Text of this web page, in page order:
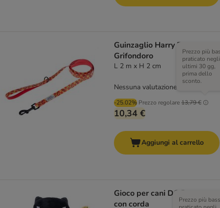
Guinzaglio Harry Potter
Grifondoro
L 2 m x H 2 cm
-25.02% Prezzo regolare13,79 €
Prezzo più
praticato negli
ultimi 30 gg,
prima dello
sconto.
10,34 €
Nessuna valutazione
Aggiungi al carrello
Gioco per cani DC Batman
con corda
Prezzo più